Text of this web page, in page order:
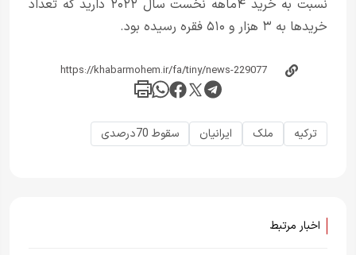
نسبت به خرید ۴ماهه نخست سال ۲۰۲۲ دارید که تعداد
خریدها به ۳ هزار و ۵۱۰ فقره رسیده بود.
ترکیه ملک ایرانیان سقوط 70درصدی
اخبار مرتبط